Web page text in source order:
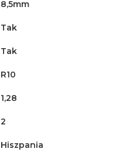
8,5mm
Tak
Tak
R10
1,28
2
Hiszpania